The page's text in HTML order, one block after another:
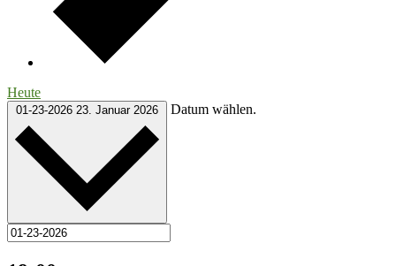
Heute
01-23-2026 23. Januar 2026 Datum wählen.